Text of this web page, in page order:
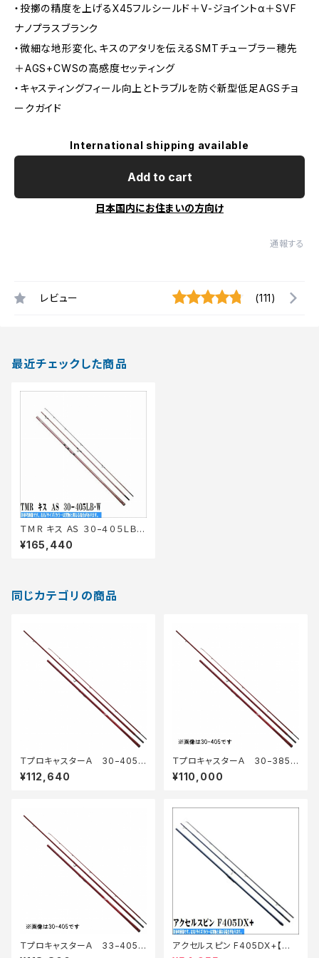
・投擲の精度を上げるX45フルシールド＋V-ジョイントα＋SVF
ナノプラスブランク
・微細な地形変化、キスのアタリを伝えるSMTチューブラー穂先
＋AGS+CWSの高感度セッティング
・キャスティングフィール向上とトラブルを防ぐ新型低足AGSチョ
ークガイド
International shipping available
Add to cart
日本国内にお住まいの方向け
通報する
レビュー (111)
最近チェックした商品
ＴＭＲ キス ＡＳ ３０−４０５ＬＢ
Ｗ
¥165,440
同じカテゴリの商品
ＴプロキャスターＡ 30−405・
Ｅ
¥112,640
ＴプロキャスターＡ 30−385・
Ｅ
¥110,000
ＴプロキャスターＡ 33−405・
アクセルスピン F405DX+【継